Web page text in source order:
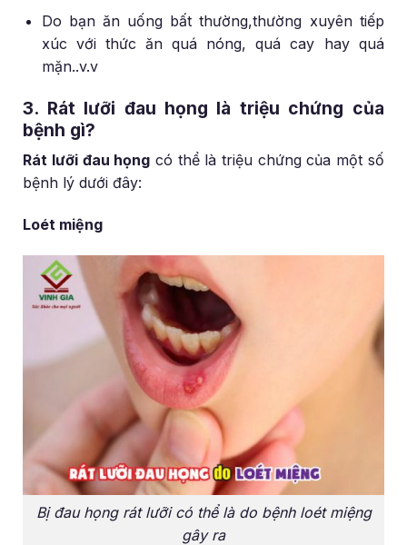
Do bạn ăn uống bất thường,thường xuyên tiếp
xúc với thức ăn quá nóng, quá cay hay quá
mặn..v.v
3. Rát lưỡi đau họng là triệu chứng của
bệnh gì?
Rát lưỡi đau họng có thể là triệu chứng của một số
bệnh lý dưới đây:
Loét miệng
Bị đau họng rát lưỡi có thể là do bệnh loét miệng
gây ra